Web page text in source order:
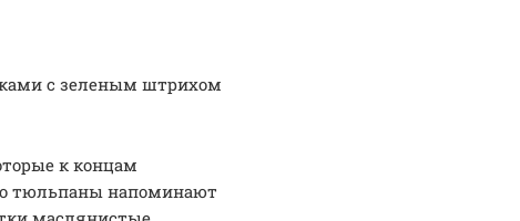
с зеленым штрихом
к концам
тюльпаны напоминают